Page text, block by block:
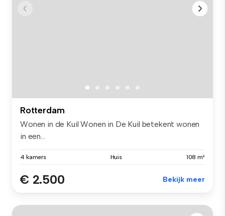
Rotterdam
Wonen in de Kuil Wonen in De Kuil betekent wonen
in een...
4 kamers Huis 108 m²
€ 2.500 Bekijk meer